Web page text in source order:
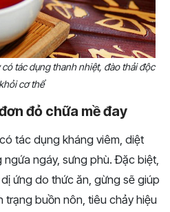
tác dụng thanh nhiệt, đào thải độc
cơ thể
đỏ chữa mề đay
tác dụng kháng viêm, diệt
ngứa ngáy, sưng phù. Đặc biệt,
ứng do thức ăn, gừng sẽ giúp
trạng buồn nôn, tiêu chảy hiệu